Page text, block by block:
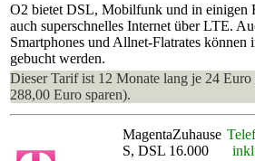
O2 bietet DSL, Mobilfunk und in einigen
auch superschnelles Internet über LTE.
Smartphones und Allnet-Flatrates
gebucht werden.
Dieser Tarif ist 12 Monate lang je 24 Euro
288,00 Euro sparen).
MagentaZuhause
S, DSL 16.000